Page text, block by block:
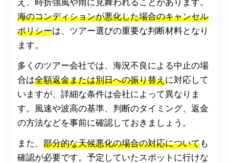
海のコンディションが悪化した場合のキャンセル
ポリシーは、ツアー選びの重要な判断材料となり
ます。
多くのツアー会社では、海況不良による中止の場
合は全額返金または別日への振り替えに対応して
いますが、詳細な条件は会社によって異なりま
す。風速や波高の基準、判断のタイミング、返金
の方法などを事前に確認しておきましょう。
また、部分的な天候悪化の場合の対応についても
確認が必要です。予定していたスポットに行けな